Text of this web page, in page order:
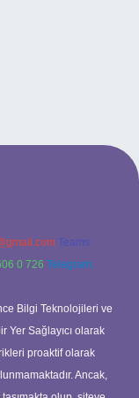
Teams:
0 726 Telegram:
Bilgi Teknolojileri ve
Yer Sağlayıcı olarak
proaktif olarak
Ancak,